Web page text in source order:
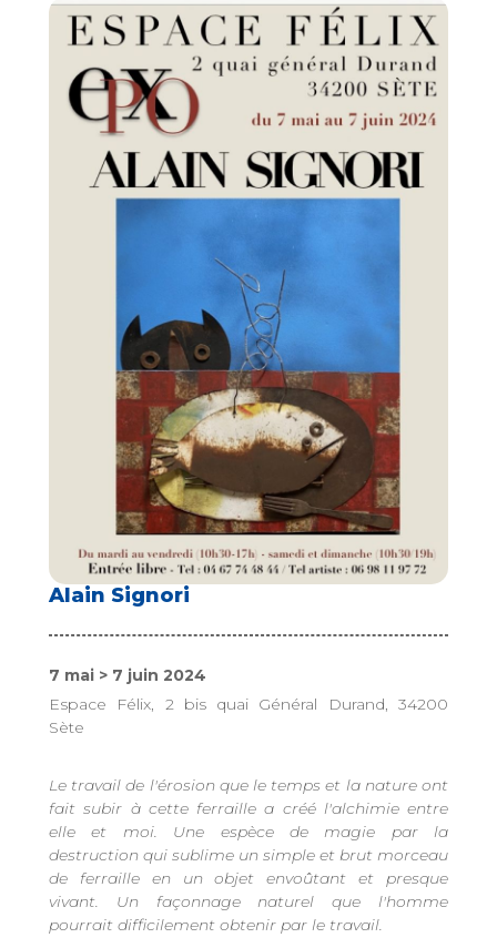
Alain Signori
7 mai > 7 juin 2024
Espace Félix, 2 bis quai Général Durand, 34200
Sète
Le travail de l'érosion que le temps et la nature ont
fait subir à cette ferraille a créé l'alchimie entre
elle et moi. Une espèce de magie par la
destruction qui sublime un simple et brut morceau
de ferraille en un objet envoûtant et presque
vivant. Un façonnage naturel que l'homme
pourrait difficilement obtenir par le travail.